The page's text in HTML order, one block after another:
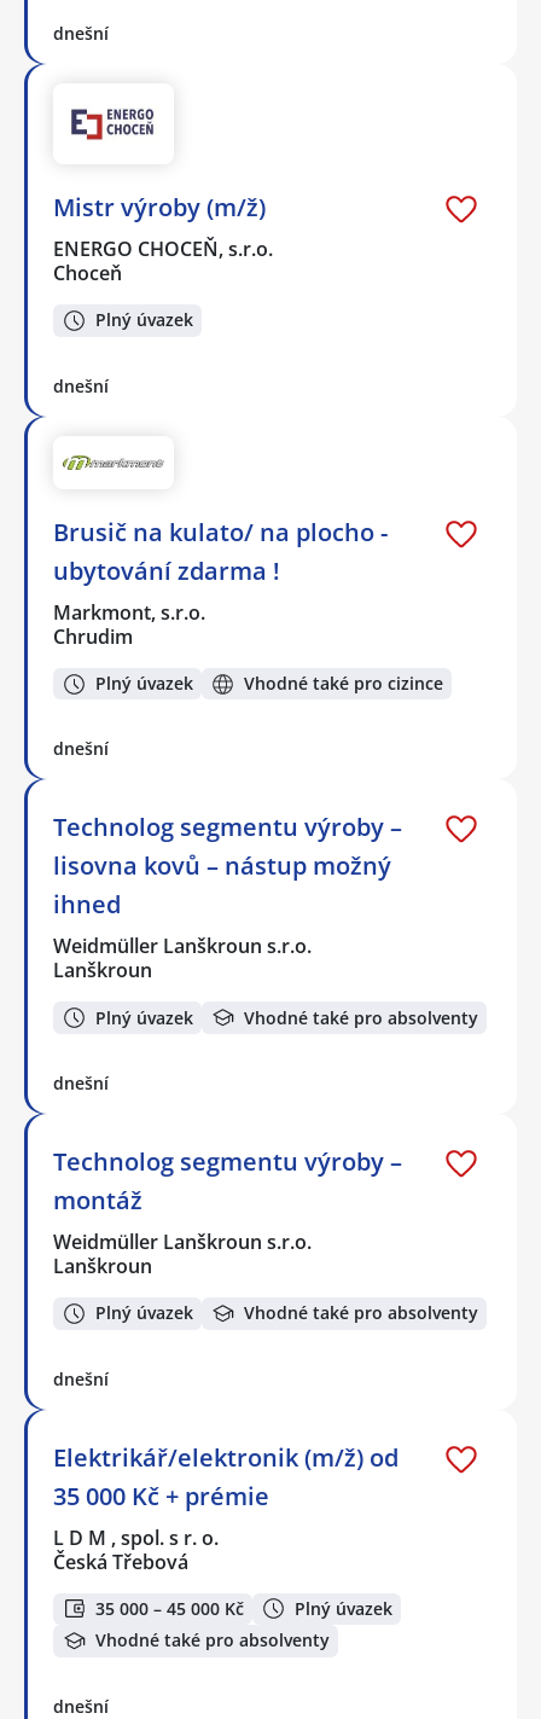
dnešní
Mistr výroby (m/ž)
ENERGO CHOCEŇ, s.r.o.
Choceň
Plný úvazek
dnešní
Brusič na kulato/ na plocho -
ubytování zdarma !
Markmont, s.r.o.
Chrudim
Plný úvazek Vhodné také pro cizince
dnešní
Technolog segmentu výroby –
lisovna kovů – nástup možný
ihned
Weidmüller Lanškroun s.r.o.
Lanškroun
Plný úvazek Vhodné také pro absolventy
dnešní
Technolog segmentu výroby –
montáž
Weidmüller Lanškroun s.r.o.
Lanškroun
Plný úvazek Vhodné také pro absolventy
dnešní
Elektrikář/elektronik (m/ž) od
35 000 Kč + prémie
L D M , spol. s r. o.
Česká Třebová
35 000 – 45 000 Kč
Plný úvazek
Vhodné také pro absolventy
dnešní